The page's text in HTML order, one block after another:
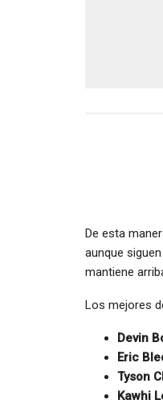
De esta
aunque
mantiene
Los mejores
Devin
Eric
Tyson
Kawhi